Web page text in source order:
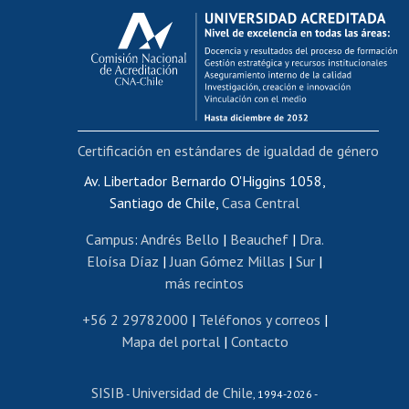
Calificación académica
Postulación al AUCAI
Funcionarias/os
Cursos internos de capacitación
Bienestar del personal
Portal de movilidad interna
Certificado de renta
Certificado de renta honorarios
Editar páginas blancas
Extranjeras/os
Revalidación y reconocimiento de títulos
Postulación al Programa de Movilidad Estudiantil
Cursos de español
Av. Libertador Bernardo O'Higgins 1058,
Santiago de Chile, Casa Central
Campus: Andrés Bello | Beauchef| Dra.
Eloísa Díaz | Juan Gómez Millas | Sur |
más recintos
+56 2 29782000 | Teléfonos y correos |
Mapa del portal| Contacto
SISIB - Universidad de Chile , 1994-2026 -
Certificación en estándares de igualdad de género